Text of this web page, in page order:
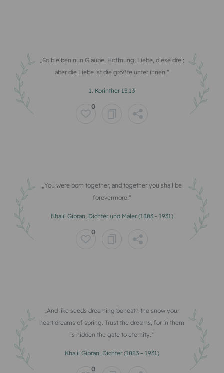
So bleiben nun Glaube, Hoffnung, Liebe, diese drei;
aber die Liebe ist die größte unter ihnen.
1. Korinther 13,13
0
You were born together, and together you shall be
forevermore.
Khalil Gibran, Dichter und Maler (1883 - 1931)
0
And like seeds dreaming beneath the snow your
heart dreams of spring. Trust the dreams, for in them
is hidden the gate to eternity.
Khalil Gibran, Dichter (1883 – 1931)
0